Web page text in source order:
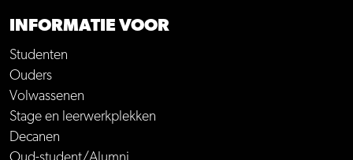
INFORMATIE VOOR
Studenten
Ouders
Volwassenen
Stage en leerwerkplekken
Decanen